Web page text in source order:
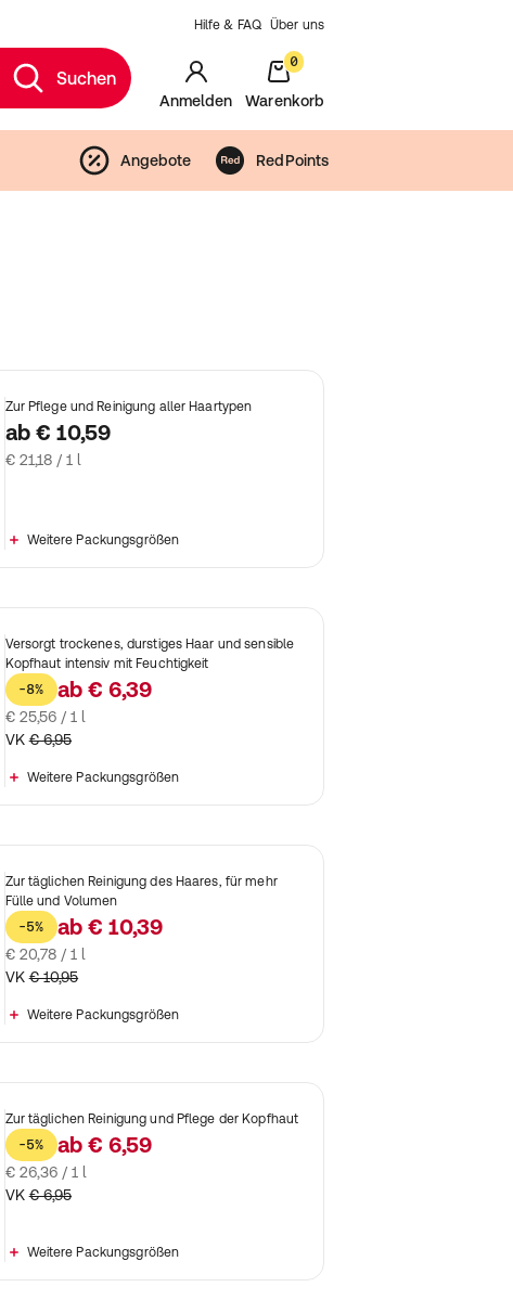
Hilfe & FAQ Über uns
Suchen
Anmelden
0
Warenkorb
Angebote RedPoints
Zur Pflege und Reinigung aller Haartypen
ab € 10,59
€ 21,18 / 1 l
Weitere Packungsgrößen
Versorgt trockenes, durstiges Haar und sensible
Kopfhaut intensiv mit Feuchtigkeit
-8%
ab € 6,39
€ 25,56 / 1 l
VK € 6,95
Weitere Packungsgrößen
Zur täglichen Reinigung des Haares, für mehr
Fülle und Volumen
-5%
ab € 10,39
€ 20,78 / 1 l
VK € 10,95
Weitere Packungsgrößen
Zur täglichen Reinigung und Pflege der Kopfhaut
-5%
ab € 6,59
€ 26,36 / 1 l
VK € 6,95
Weitere Packungsgrößen